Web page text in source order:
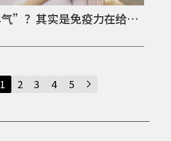
皮肤总 “闹脾气”？其实是免疫力在给你发信号
1 2 3 4 5